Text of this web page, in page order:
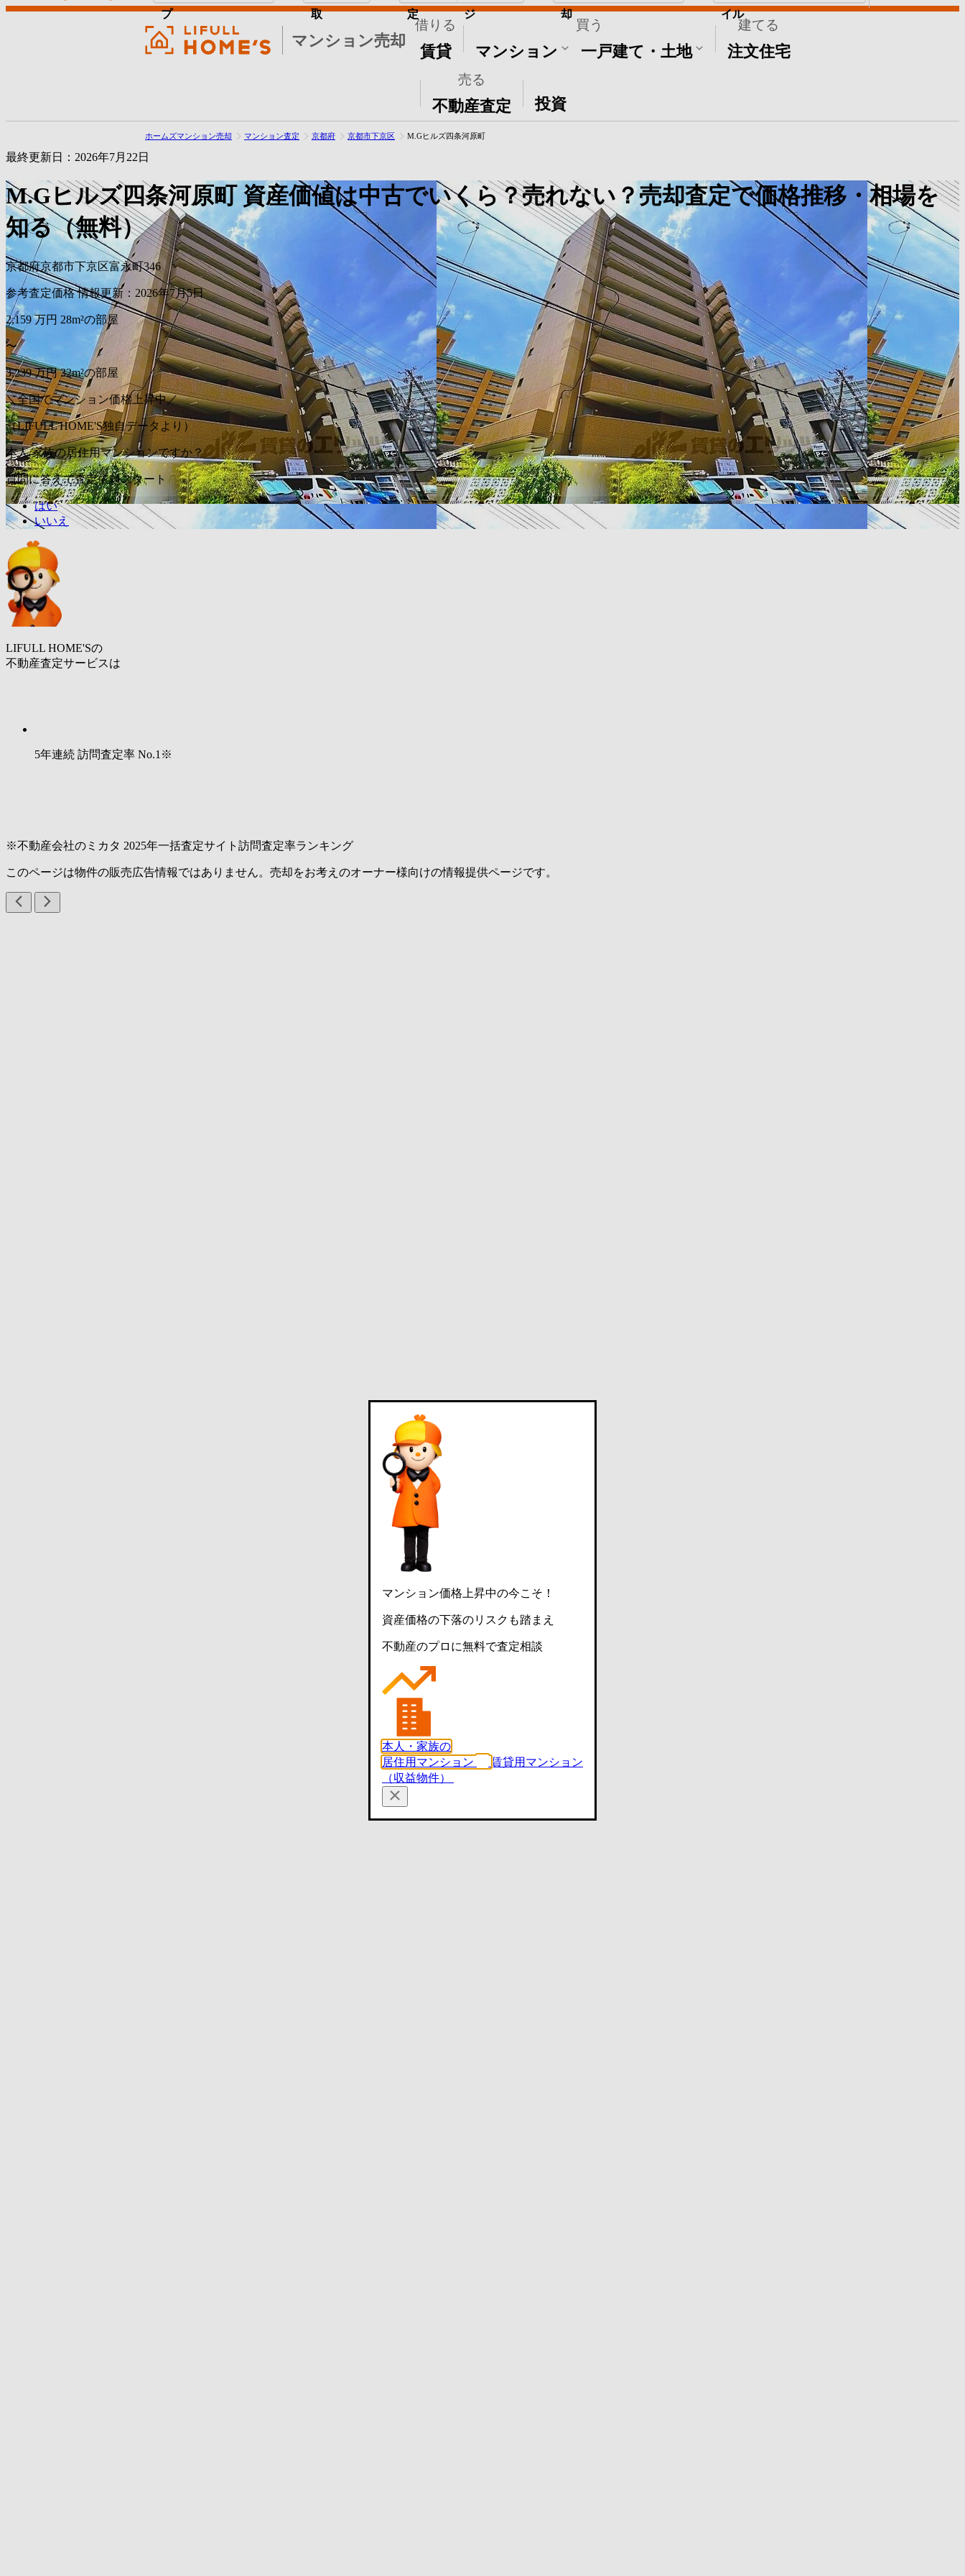
マンション売却
借りる
賃貸
買う
マンション 一戸建て・土地
建てる
注文住宅
売る
不動産査定
その他
投資
プ 取 定 ジ 却 イル
ホームズマンション売却 マンション査定 京都府 京都市下京区 M.Gヒルズ四条河原町
最終更新日：2026年7月22日
M.Gヒルズ四条河原町 資産価値は中古でいくら？売れない？売却査定で価格推移・相場を
知る（無料）
京都府京都市下京区富永町346
参考査定価格 情報更新：2026年7月5日
2,159 万円 28m²の部屋
〜
3,239 万円 32m²の部屋
＼全国でマンション価格上昇中／
（LIFULL HOME'S独自データより）
本人/家族の居住用マンションですか？
質問に答えて査定依頼スタート
はい
いいえ
LIFULL HOME'Sの
不動産査定サービスは
5年連続 訪問査定率 No.1 ※
※不動産会社のミカタ 2025年一括査定サイト訪問査定率ランキング
このページは物件の販売広告情報ではありません。売却をお考えのオーナー様向けの情報提供ページです。
マンション価格上昇中の今こそ！
資産価格の下落のリスクも踏まえ
不動産のプロに無料で査定相談
本人・家族の
居住用マンション
賃貸用マンション
（収益物件）